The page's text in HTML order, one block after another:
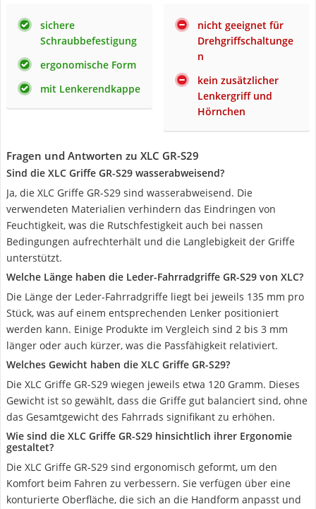
sichere
Schraubbefestigung
ergonomische Form
mit Lenkerendkappe
nicht geeignet für
Drehgriffschaltunge
n
kein zusätzlicher
Lenkergriff und
Hörnchen
Fragen und Antworten zu XLC GR-S29
Sind die XLC Griffe GR-S29 wasserabweisend?
Ja, die XLC Griffe GR-S29 sind wasserabweisend. Die
verwendeten Materialien verhindern das Eindringen von
Feuchtigkeit, was die Rutschfestigkeit auch bei nassen
Bedingungen aufrechterhält und die Langlebigkeit der Griffe
unterstützt.
Welche Länge haben die Leder-Fahrradgriffe GR-S29 von XLC?
Die Länge der Leder-Fahrradgriffe liegt bei jeweils 135 mm pro
Stück, was auf einem entsprechenden Lenker positioniert
werden kann. Einige Produkte im Vergleich sind 2 bis 3 mm
länger oder auch kürzer, was die Passfähigkeit relativiert.
Welches Gewicht haben die XLC Griffe GR-S29?
Die XLC Griffe GR-S29 wiegen jeweils etwa 120 Gramm. Dieses
Gewicht ist so gewählt, dass die Griffe gut balanciert sind, ohne
das Gesamtgewicht des Fahrrads signifikant zu erhöhen.
Wie sind die XLC Griffe GR-S29 hinsichtlich ihrer Ergonomie
gestaltet?
Die XLC Griffe GR-S29 sind ergonomisch geformt, um den
Komfort beim Fahren zu verbessern. Sie verfügen über eine
konturierte Oberfläche, die sich an die Handform anpasst und